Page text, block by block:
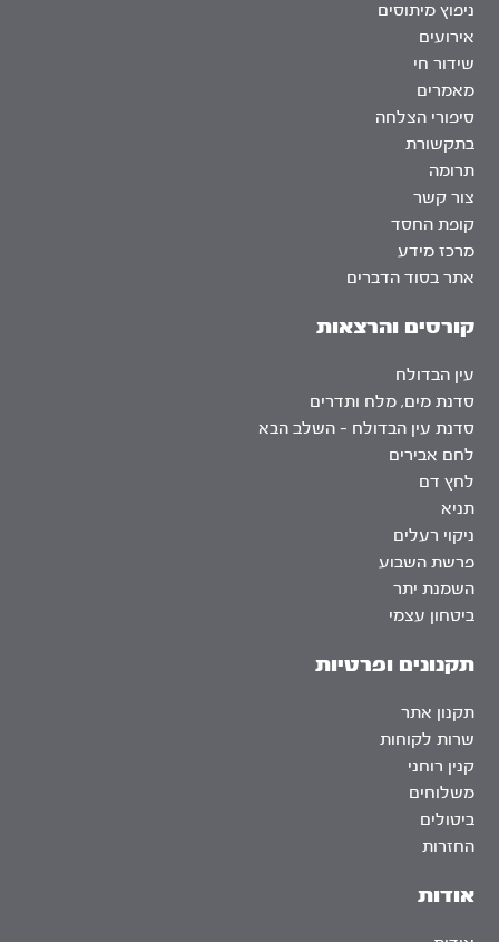
אודות
ניפוץ מיתוסים
אירועים
שידור חי
מאמרים
סיפורי הצלחה
בתקשורת
תרומה
צור קשר
קופת החסד
מרכז מידע
אתר בסוד הדברים
קורסים והרצאות
עין הבדולח
סדנת מים, מלח ותדרים
סדנת עין הבדולח – השלב הבא
לחם אבירים
לחץ דם
תניא
ניקוי רעלים
פרשת השבוע
השמנת יתר
ביטחון עצמי
תקנונים ופרטיות
תקנון אתר
שרות לקוחות
קנין רוחני
משלוחים
ביטולים
החזרות